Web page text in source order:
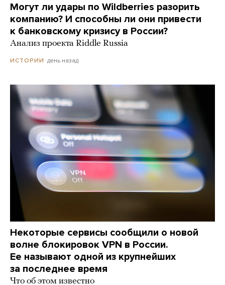
Могут ли удары по Wildberries разорить
компанию? И способны ли они привести
к банковскому кризису в России?
Анализ проекта Riddle Russia
ИСТОРИИ день назад
Некоторые сервисы сообщили о новой
волне блокировок VPN в России.
Ее называют одной из крупнейших
за последнее время
Что об этом известно